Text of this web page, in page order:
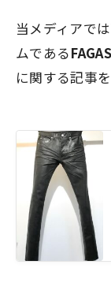
当メディアで
ムである
に関する記事